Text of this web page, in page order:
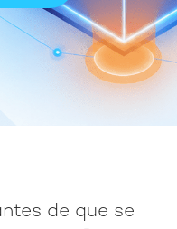
de que se